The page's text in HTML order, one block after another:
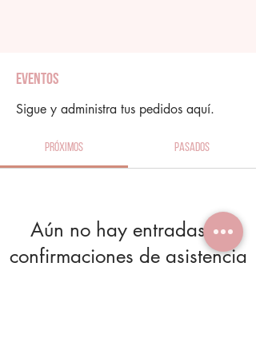
Eventos
Sigue y administra tus pedidos aquí.
Próximos Pasados
Aún no hay entradas ni
confirmaciones de asistencia